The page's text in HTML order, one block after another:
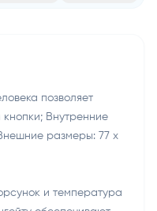
позволяет
Внутренние
размеры: 77 х
и температура